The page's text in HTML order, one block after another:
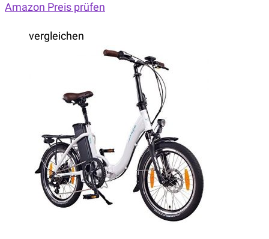
Amazon Preis prüfen
vergleichen